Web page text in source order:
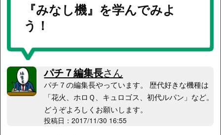
『みなし機』を学んでみよ
う！
パチ７編集長さん
パチ７の編集長やっています。 歴代好きな機種は
「花火、ホロＱ、キュロゴス、初代ルパン」など。
どうぞよろしくお願いします。
投稿日：2017/11/30 16:55